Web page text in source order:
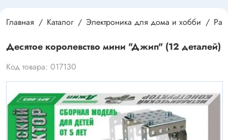
Главная Каталог Электроника для дома и хобби
Десятое королевство мини "Джип" (12 деталей)
Код товара: 017130